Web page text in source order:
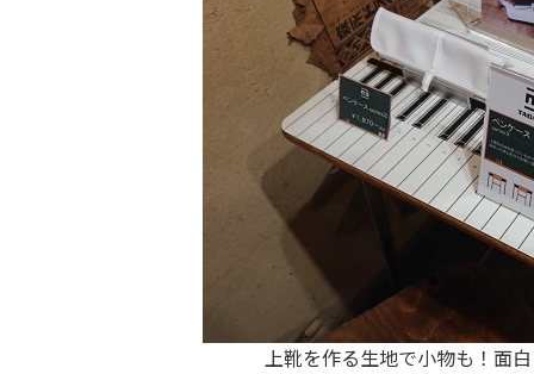
上靴を作る生地で小物も！面